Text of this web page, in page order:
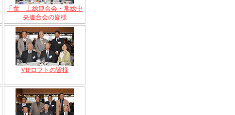
千葉 上総連合会・常総中
央連合会の皆様
VIPロフトの皆様